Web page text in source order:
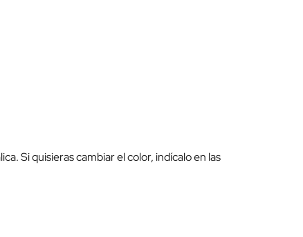
Si quisieras cambiar el color, indícalo en las